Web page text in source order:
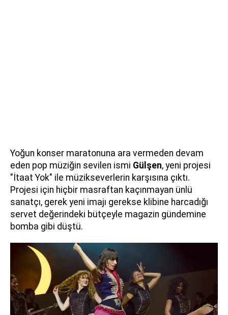
Yoğun konser maratonuna ara vermeden devam
eden pop müziğin sevilen ismi Gülşen, yeni projesi
"İtaat Yok" ile müzikseverlerin karşısına çıktı.
Projesi için hiçbir masraftan kaçınmayan ünlü
sanatçı, gerek yeni imajı gerekse klibine harcadığı
servet değerindeki bütçeyle magazin gündemine
bomba gibi düştü.